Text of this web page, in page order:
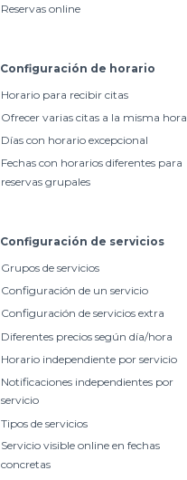
Reservas online
Configuración de horario
Horario para recibir citas
Ofrecer varias citas a la misma hora
Días con horario excepcional
Fechas con horarios diferentes para
reservas grupales
Configuración de servicios
Grupos de servicios
Configuración de un servicio
Configuración de servicios extra
Diferentes precios según día/hora
Horario independiente por servicio
Notificaciones independientes por
servicio
Tipos de servicios
Servicio visible online en fechas
concretas